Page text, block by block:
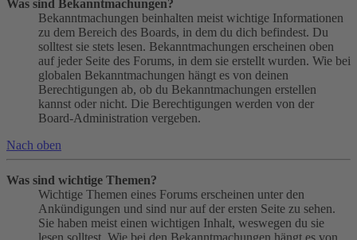
Was sind Bekanntmachungen?
Bekanntmachungen beinhalten meist wichtige Informationen
zu dem Bereich des Boards, in dem du dich befindest. Du
solltest sie stets lesen. Bekanntmachungen erscheinen oben
auf jeder Seite des Forums, in dem sie erstellt wurden. Wie bei
globalen Bekanntmachungen hängt es von deinen
Berechtigungen ab, ob du Bekanntmachungen erstellen
kannst oder nicht. Die Berechtigungen werden von der
Board-Administration vergeben.
Nach oben
Was sind wichtige Themen?
Wichtige Themen eines Forums erscheinen unter den
Ankündigungen und sind nur auf der ersten Seite zu sehen.
Sie haben meist einen wichtigen Inhalt, weswegen du sie
lesen solltest. Wie bei den Bekanntmachungen hängt es von